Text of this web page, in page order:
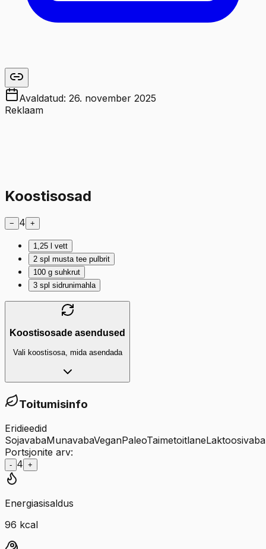
Avaldatud: 26. november 2025
Reklaam
Koostisosad
− 4 +
1,25 l vett
2 spl musta tee pulbrit
100 g suhkrut
3 spl sidrunimahla
Koostisosade asendused
Vali koostisosa, mida asendada
Toitumisinfo
Eridieedid
SojavabaMunavabaVeganPaleoTaimetoitlaneLaktoosivaba
Portsjonite arv:
- 4 +
Energiasisaldus
96 kcal